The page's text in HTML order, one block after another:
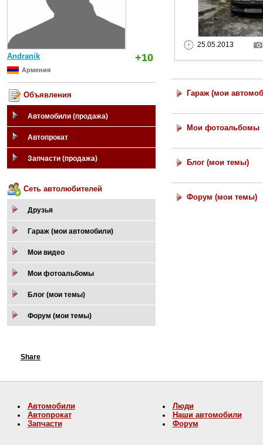
Andranik +10
Армения
Объявления
Автомобили (продажа)
Автопрокат
Запчасти (продажа)
Сеть автолюбителей
Друзья
Гараж (мои автомобили)
Мои видео
Мои фотоальбомы
Блог (мои темы)
Форум (мои темы)
Share
25.05.2013
Гараж (мои
Мои фотоальбомы
Блог (мои темы)
Форум (мои темы)
Автомобили
Автопрокат
Запчасти
Люди
Наши автомобили
Форум